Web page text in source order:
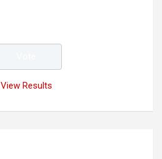
View Results